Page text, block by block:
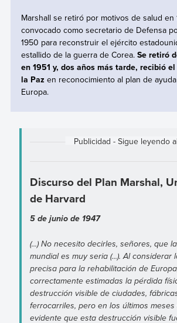
Marshall se retiró por motivos de salud en
convocado como secretario de Defensa
1950 para reconstruir el ejército
estallido de la guerra de Corea.Se retiró
en 1951 y, dos años más tarde, recibió el
la Paz en reconocimiento al plan de
Europa.
Discurso del Plan Marshal,
de Harvard
5 de junio de 1947
(...) No necesito decirles, señores, que
mundial es muy seria (...). Al considerar
precisa para la rehabilitación de
correctamente estimadas la pérdida
destrucción visible de ciudades,
ferrocarriles, pero en los últimos
evidente que esta destrucción visible